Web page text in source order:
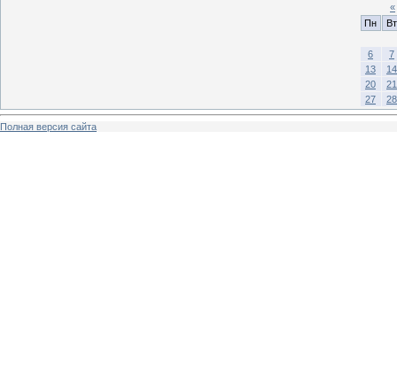
«
Пн
Вт
6
7
13
14
20
21
27
28
Полная версия сайта